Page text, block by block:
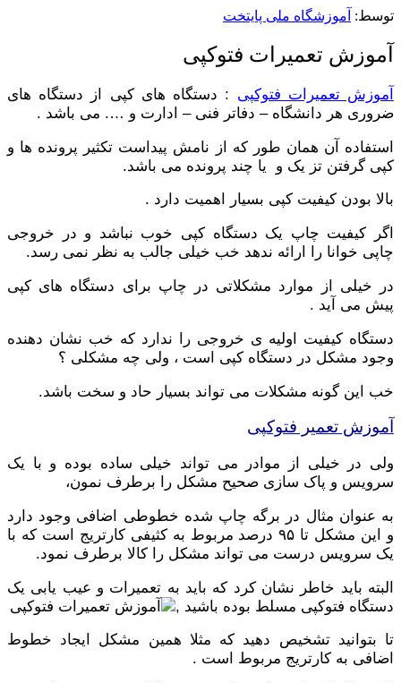
توسط: ‪ آموزشگاه ملی پایتخت
آموزش تعمیرات فتوکپی
آموزش تعمیرات فتوکپی : دستگاه های کپی از دستگاه های
ضروری هر دانشگاه – دفاتر فنی – ادارت و …. می باشد .
استفاده آن همان طور که از نامش پیداست تکثیر پرونده ها و
کپی گرفتن تز یک و یا چند پرونده می باشد.
بالا بودن کیفیت کپی بسیار اهمیت دارد .
اگر کیفیت چاپ یک دستگاه کپی خوب نباشد و در خروجی
چاپی خوانا را ارائه ندهد خب خیلی جالب به نظر نمی رسد.
در خیلی از موارد مشکلاتی در چاپ برای دستگاه های کپی
پیش می آید .
دستگاه کیفیت اولیه ی خروجی را ندارد که خب نشان دهنده
وجود مشکل در دستگاه کپی است ، ولی چه مشکلی ؟
خب این گونه مشکلات می تواند بسیار حاد و سخت باشد.
آموزش تعمیر فتوکپی
ولی در خیلی از موادر می تواند خیلی ساده بوده و با یک
سرویس و پاک سازی صحیح مشکل را برطرف نمون،
به عنوان مثال در برگه چاپ شده خطوطی اضافی وجود دارد
و این مشکل تا ۹۵ درصد مربوط به کثیفی کارتریج است که با
یک سرویس درست می تواند مشکل را کالا برطرف نمود.
البته باید خاطر نشان کرد که باید به تعمیرات و عیب یابی یک
دستگاه فتوکپی مسلط بوده باشید ,
تا بتوانید تشخیص دهید که مثلا همین مشکل ایجاد خطوط
اضافی به کارتریج مربوط است .